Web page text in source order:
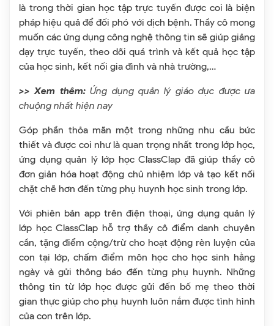
là trong thời gian học tập trực tuyến được coi là biện
pháp hiệu quả để đối phó với dịch bệnh. Thầy cô mong
muốn các ứng dụng công nghệ thông tin sẽ giúp giảng
dạy trực tuyến, theo dõi quá trình và kết quả học tập
của học sinh, kết nối gia đình và nhà trường,…
>> Xem thêm: Ứng dụng quản lý giáo dục được ưa
chuộng nhất hiện nay
Góp phần thỏa mãn một trong những nhu cầu bức
thiết và được coi như là quan trọng nhất trong lớp học,
ứng dụng quản lý lớp học ClassClap đã giúp thầy cô
đơn giản hóa hoạt động chủ nhiệm lớp và tạo kết nối
chặt chẽ hơn đến từng phụ huynh học sinh trong lớp.
Với phiên bản app trên điện thoại, ứng dụng quản lý
lớp học ClassClap hỗ trợ thầy cô điểm danh chuyên
cần, tặng điểm cộng/trừ cho hoạt động rèn luyện của
con tại lớp, chấm điểm môn học cho học sinh hằng
ngày và gửi thông báo đến từng phụ huynh. Những
thông tin từ lớp học được gửi đến bố mẹ theo thời
gian thực giúp cho phụ huynh luôn nắm được tình hình
của con trên lớp.